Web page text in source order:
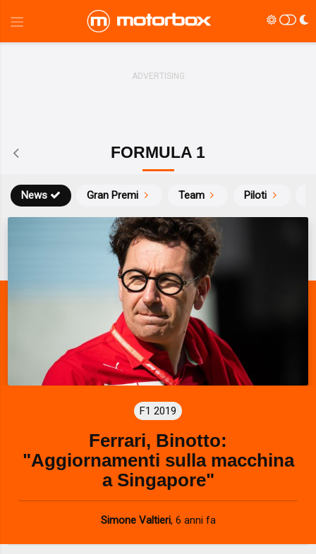
FORMULA 1
News Gran Premi Team Piloti
F1 2019
Ferrari, Binotto:
"Aggiornamenti sulla macchina
a Singapore"
Simone Valtieri, 6 anni fa